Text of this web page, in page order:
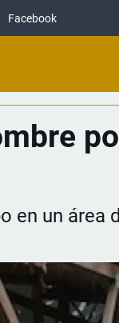
Facebook
en un